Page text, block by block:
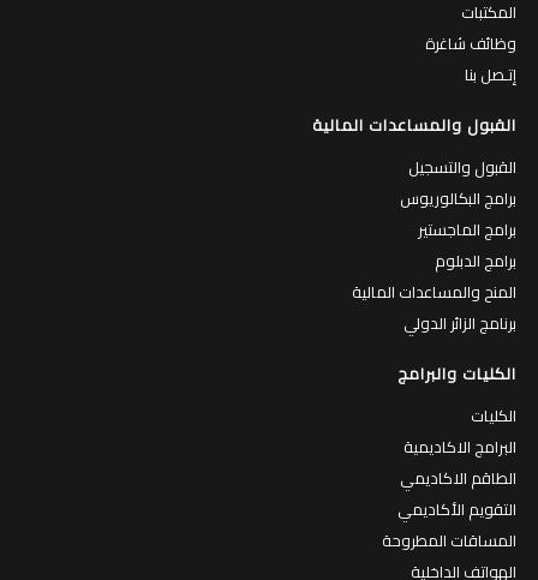
وظائف شاغرة
إتـصل بنا
القبول والمساعدات المالية
القبول والتسجيل
برامج البكالوريوس
برامج الماجستير
برامج الدبلوم
المنح والمساعدات المالية
برنامج الزائر الدولي
الكليات والبرامج
الكليات
البرامج الاكاديمية
الطاقم الاكاديمي
التقويم الأكاديمي
المساقات المطروحة
الهواتف الداخلية